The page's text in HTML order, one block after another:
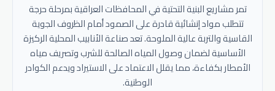
تمر مشاريع البنية التحتية في المحافظات العراقية بمرحلة حرجة
تتطلب مواد إنشائية قادرة على الصمود أمام الظروف الجوية
القاسية والتربة عالية الملوحة. تعد صناعة الأنابيب المحلية الركيزة
الأساسية لضمان وصول المياه الصالحة للشرب وتصريف مياه
الأمطار بكفاءة، مما يقلل الاعتماد على الاستيراد ويدعم الكوادر
الوطنية.